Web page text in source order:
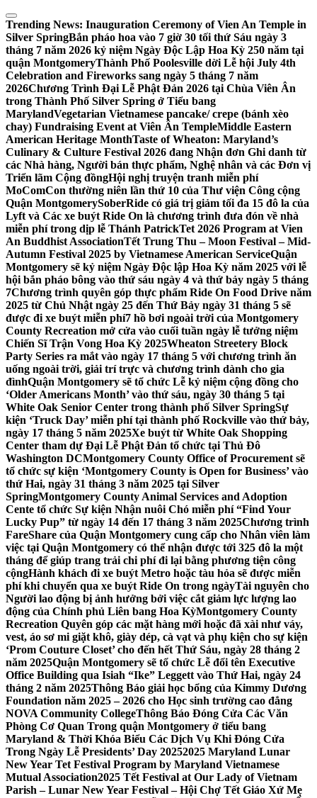
Skip
to
content
Trending News: Inauguration Ceremony of Vien An Temple in
Silver SpringBắn pháo hoa vào 7 giờ 30 tối thứ Sáu ngày 3
tháng 7 năm 2026 kỷ niệm Ngày Độc Lập Hoa Kỳ 250 năm tại
quận MontgomeryThành Phố Poolesville dời Lễ hội July 4th
Celebration and Fireworks sang ngày 5 tháng 7 năm
2026Chương Trình Đại Lễ Phật Đản 2026 tại Chùa Viên Ân
trong Thành Phố Silver Spring ở Tiểu bang
MarylandVegetarian Vietnamese pancake/ crepe (bánh xèo
chay) Fundraising Event at Viên Ân TempleMiddle Eastern
American Heritage MonthTaste of Wheaton: Maryland’s
Culinary & Culture Festival 2026 đang Nhận đơn Ghi danh từ
các Nhà hàng, Người bán thực phẩm, Nghệ nhân và các Đơn vị
Triển lãm Cộng đồngHội nghị truyện tranh miễn phí
MoComCon thường niên lần thứ 10 của Thư viện Công cộng
Quận MontgomerySoberRide có giá trị giảm tối đa 15 đô la của
Lyft và Các xe buýt Ride On là chương trình đưa đón về nhà
miễn phí trong dịp lễ Thánh PatrickTet 2026 Program at Vien
An Buddhist AssociationTết Trung Thu – Moon Festival – Mid-
Autumn Festival 2025 by Vietnamese American ServiceQuận
Montgomery sẽ kỷ niệm Ngày Độc lập Hoa Kỳ năm 2025 với lễ
hội bắn pháo bông vào thứ sáu ngày 4 và thứ bảy ngày 5 tháng
7Chương trình quyên góp thực phẩm Ride On Food Drive năm
2025 từ Chủ Nhật ngày 25 đến Thứ Bảy ngày 31 tháng 5 sẽ
được đi xe buýt miễn phí7 hồ bơi ngoài trời của Montgomery
County Recreation mở cửa vào cuối tuần ngày lễ tưởng niệm
Chiến Sĩ Trận Vong Hoa Kỳ 2025Wheaton Streetery Block
Party Series ra mắt vào ngày 17 tháng 5 với chương trình ăn
uống ngoài trời, giải trí trực và chương trình dành cho gia
đìnhQuận Montgomery sẽ tổ chức Lễ kỷ niệm cộng đồng cho
‘Older Americans Month’ vào thứ sáu, ngày 30 tháng 5 tại
White Oak Senior Center trong thành phố Silver SpringSự
kiện ‘Truck Day’ miễn phí tại thành phố Rockville vào thứ bảy,
ngày 17 tháng 5 năm 2025Xe buýt từ White Oak Shopping
Center tham dự Đại Lễ Phật Đản tổ chức tại Thủ Đô
Washington DCMontgomery County Office of Procurement sẽ
tổ chức sự kiện ‘Montgomery County is Open for Business’ vào
thứ Hai, ngày 31 tháng 3 năm 2025 tại Silver
SpringMontgomery County Animal Services and Adoption
Cente tổ chức Sự kiện Nhận nuôi Chó miễn phí “Find Your
Lucky Pup” từ ngày 14 đến 17 tháng 3 năm 2025Chương trình
FareShare của Quận Montgomery cung cấp cho Nhân viên làm
việc tại Quận Montgomery có thể nhận được tới 325 đô la một
tháng để giúp trang trải chi phí đi lại bằng phương tiện công
cộngHành khách đi xe buýt Metro hoặc tàu hỏa sẽ được miễn
phí khi chuyển qua xe buýt Ride On trong ngàyTài nguyên cho
Người lao động bị ảnh hưởng bởi việc cắt giảm lực lượng lao
động của Chính phủ Liên bang Hoa KỳMontgomery County
Recreation Quyên góp các mặt hàng mới hoặc đã xài như váy,
vest, áo sơ mi giặt khô, giày dép, cà vạt và phụ kiện cho sự kiện
‘Prom Couture Closet’ cho đến hết Thứ Sáu, ngày 28 tháng 2
năm 2025Quận Montgomery sẽ tổ chức Lễ đổi tên Executive
Office Building qua Isiah “Ike” Leggett vào Thứ Hai, ngày 24
tháng 2 năm 2025Thông Báo giải học bổng của Kimmy Dương
Foundation năm 2025 – 2026 cho Học sinh trường cao đẳng
NOVA Community CollegeThông Báo Đóng Cửa Các Văn
Phòng Cơ Quan Trong quận Montgomery ở tiểu bang
Maryland & Thời Khóa Biểu Các Dịch Vụ Khi Đóng Cửa
Trong Ngày Lễ Presidents’ Day 20252025 Maryland Lunar
New Year Tet Festival Program by Maryland Vietnamese
Mutual Association2025 Tết Festival at Our Lady of Vietnam
Parish – Lunar New Year Festival – Hội Chợ Tết Giáo Xứ Mẹ